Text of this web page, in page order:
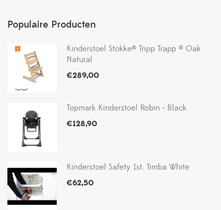
Populaire Producten
Kinderstoel Stokke® Tripp Trapp ® Oak
Natural
€289,00
Topmark Kinderstoel Robin - Black
€128,90
Kinderstoel Safety 1st. Timba White
€62,50